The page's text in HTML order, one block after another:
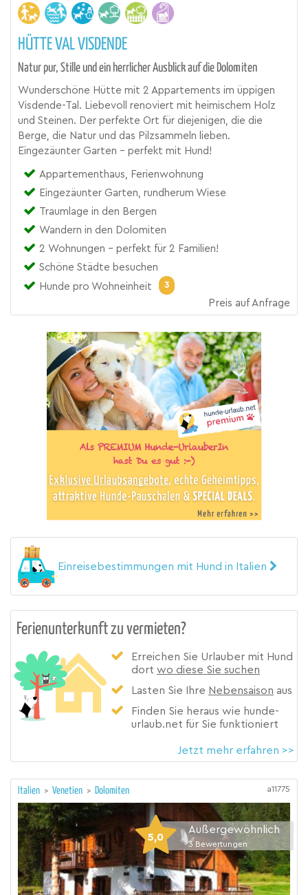
HÜTTE VAL VISDENDE
Natur pur, Stille und ein herrlicher Ausblick auf die Dolomiten
Wunderschöne Hütte mit 2 Appartements im üppigen
Visdende-Tal. Liebevoll renoviert mit heimischem Holz
und Steinen. Der perfekte Ort für diejenigen, die die
Berge, die Natur und das Pilzsammeln lieben.
Eingezäunter Garten - perfekt mit Hund!
Appartementhaus, Ferienwohnung
Eingezäunter Garten, rundherum Wiese
Traumlage in den Bergen
Wandern in den Dolomiten
2 Wohnungen - perfekt für 2 Familien!
Schöne Städte besuchen
Hunde pro Wohneinheit
3
Preis auf Anfrage
Einreisebestimmungen mit Hund in Italien
Ferienunterkunft zu vermieten?
Erreichen Sie Urlauber mit Hund
dort wo diese Sie suchen
Lasten Sie Ihre Nebensaison aus
Finden Sie heraus wie hunde-
urlaub.net für Sie funktioniert
Jetzt mehr erfahren >>
Italien > Venetien > Dolomiten a11775
5,0
Außergewöhnlich
3 Bewertungen